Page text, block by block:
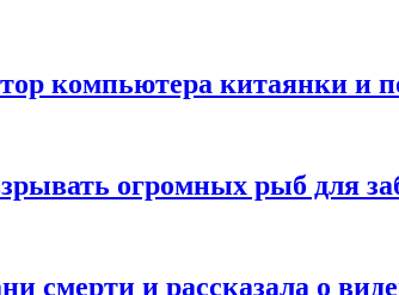
компьютера китаянки и
огромных рыб для
смерти и рассказала о